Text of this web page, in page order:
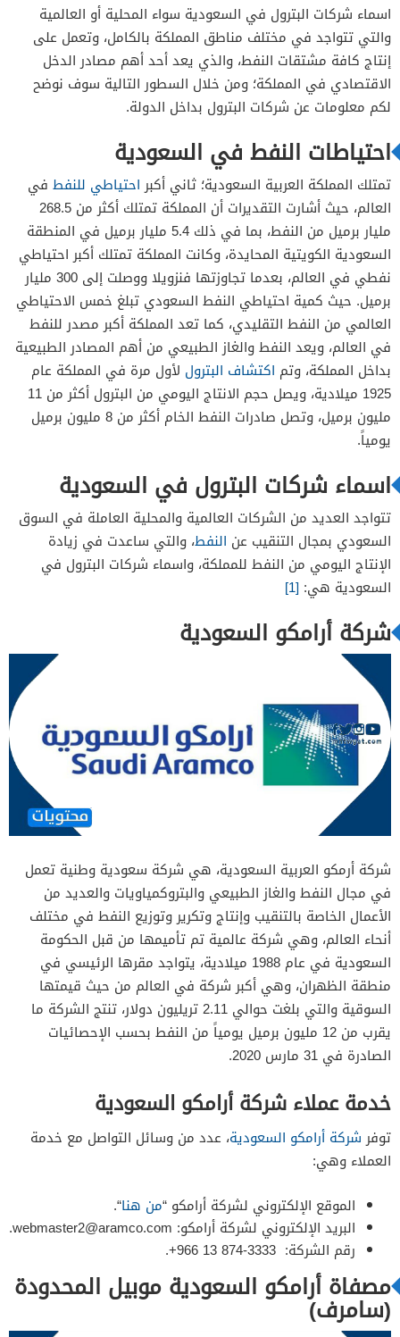
خدمة عملاء شركة أرامكو السعودية
خدمة عملاء مصفاة سامرف
رقم شركة العاز والتصنيع الأهلية
خدمة عملاء شركة سابت
خدمة عملاء شركة الحمراني فوكس
خدمة عملاء شركة ابسكو
خدمة عملاء شركة بتروكيم
خدمة عملاء شركة يونيلوب
خدمة عملاء شركة اليمامة
اسماء شركات البترول في السعودية سواء المحلية أو العالمية
والتي تتواجد في مختلف مناطق المملكة بالكامل، وتعمل على
إنتاج كافة مشتقات النفط، والذي يعد أحد أهم مصادر الدخل
الاقتصادي في المملكة؛ ومن خلال السطور التالية سوف نوضح
لكم معلومات عن شركات البترول بداخل الدولة.
احتياطات النفط في السعودية
تمتلك المملكة العربية السعودية؛ ثاني أكبراحتياطي للنفط في
العالم، حيث أشارت التقديرات أن المملكة تمتلك أكثر من 268.5
مليار برميل من النفط، بما في ذلك 5.4 مليار برميل في المنطقة
السعودية الكويتية المحايدة، وكانت المملكة تمتلك أكبر احتياطي
نفطي في العالم، بعدما تجاوزتها فنزويلا ووصلت إلى 300 مليار
برميل. حيث كمية احتياطي النفط السعودي تبلغ خمس الاحتياطي
العالمي من النفط التقليدي، كما تعد المملكة أكبر مصدر للنفط
في العالم، ويعد النفط والغاز الطبيعي من أهم المصادر الطبيعية
بداخل المملكة، وتم اكتشاف البترول لأول مرة في المملكة عام
1925 ميلادية، ويصل حجم الانتاج اليومي من البترول أكثر من 11
مليون برميل، وتصل صادرات النفط الخام أكثر من 8 مليون برميل
يومياً.
اسماء شركات البترول في السعودية
تتواجد العديد من الشركات العالمية والمحلية العاملة في السوق
السعودي بمجال التنقيب عن النفط، والتي ساعدت في زيادة
الإنتاج اليومي من النفط للمملكة، واسماء شركات البترول في
السعودية هي: [1]
شركة أرامكو السعودية
شركة أرمكو العربية السعودية، هي شركة سعودية وطنية تعمل
في مجال النفط والغاز الطبيعي والبتروكمياويات والعديد من
الأعمال الخاصة بالتنقيب وإنتاج وتكرير وتوزيع النفط في مختلف
أنحاء العالم، وهي شركة عالمية تم تأميمها من قبل الحكومة
السعودية في عام 1988 ميلادية، يتواجد مقرها الرئيسي في
منطقة الظهران، وهي أكبر شركة في العالم من حيث قيمتها
السوقية والتي بلغت حوالي 2.11 تريليون دولار، تنتج الشركة ما
يقرب من 12 مليون برميل يومياً من النفط بحسب الإحصائيات
الصادرة في 31 مارس 2020.
خدمة عملاء شركة أرامكو السعودية
توفرشركة أرامكو السعودية، عدد من وسائل التواصل مع خدمة
العملاء وهي:
الموقع الإلكتروني لشركة أرامكو “من هنا“.
البريد الإلكتروني لشركة أرامكو: webmaster2@aramco.com
.
رقم الشركة: 3333-874 13 966+.
مصفاة أرامكو السعودية موبيل المحدودة
(سامرف)